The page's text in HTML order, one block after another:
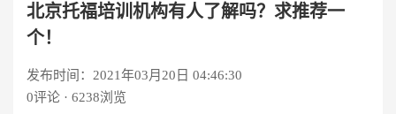
北京托福培训机构有人了解吗？求推荐一
个！
发布时间：2021年03月20日 04:46:30
0评论 · 6238浏览